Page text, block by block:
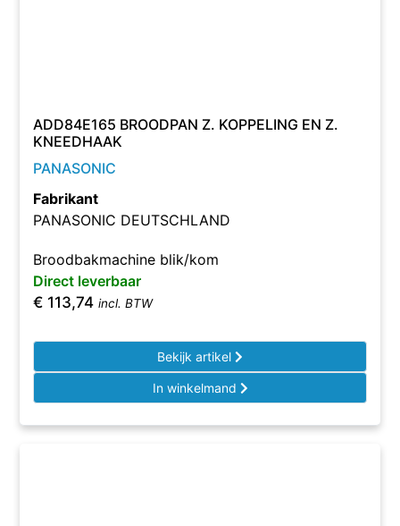
ADD84E165 BROODPAN Z. KOPPELING EN Z.
KNEEDHAAK
PANASONIC
Fabrikant
PANASONIC DEUTSCHLAND
Broodbakmachine blik/kom
Direct leverbaar
€ 113,74 incl. BTW
Bekijk artikel
In winkelmand